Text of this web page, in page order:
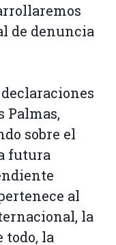
de denuncia
Palmas,
sobre el
futura
al
la
todo, la